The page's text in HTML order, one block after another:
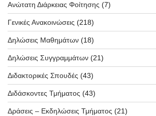
Ανώτατη Διάρκειας Φοίτησης (7)
Γενικές Ανακοινώσεις (218)
Δηλώσεις Μαθημάτων (18)
Δηλώσεις Συγγραμμάτων (21)
Διδακτορικές Σπουδές (43)
Διδάσκοντες Τμήματος (43)
Δράσεις – Εκδηλώσεις Τμήματος (21)